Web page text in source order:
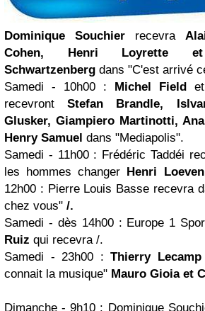
Dominique Souchier recevra
Cohen, Henri Loyrette et
Schwartzenberg dans "C'est arrivé
Samedi - 10h00
: Michel Field et
recevrontStefan Brandle,
Glusker, Giampiero Martinotti,
Henry Samuel dans "Mediapolis".
Samedi - 11h00 : Frédéric Taddéi
les hommes changer Henri
12h00 : Pierre Louis Basse recevra
chez vous" /.
Samedi - dès 14h00: Europe 1
Ruiz qui recevra /.
Samedi - 23h00 : Thierry Lecamp
connait la musique" Mauro Gioia et
Dimanche - 9h10 : Dominique